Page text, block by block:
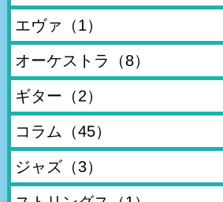
エヴァ （1）
オーケストラ （8）
ギター （2）
コラム （45）
ジャズ（3）